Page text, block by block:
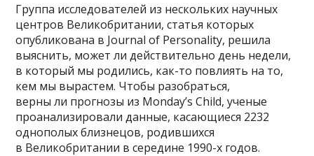
Группа исследователей из нескольких научных
центров Великобритании, статья которых
опубликована в Journal of Personality, решила
выяснить, может ли действительно день недели,
в который мы родились, как-то повлиять на то,
кем мы вырастем. Чтобы разобраться,
верны ли прогнозы из Monday’s Child, ученые
проанализировали данные, касающиеся 2232
однополых близнецов, родившихся
в Великобритании в середине 1990-х годов.